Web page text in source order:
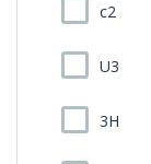
c2
U3
3H